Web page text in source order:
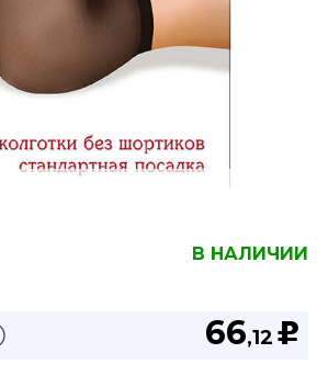
В НАЛИЧИИ
66,12 u